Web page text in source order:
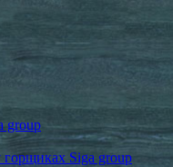
group
горщиках Siga group